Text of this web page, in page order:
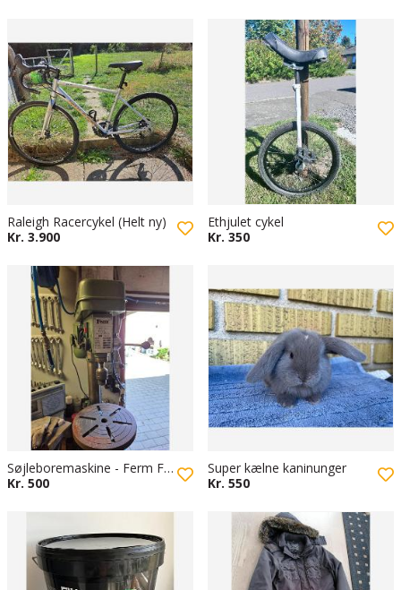
Raleigh Racercykel (Helt ny)
Kr. 3.900
Ethjulet cykel
Kr. 350
Søjleboremaskine - Ferm FM16M-12
Kr. 500
Super kælne kaninunger
Kr. 550